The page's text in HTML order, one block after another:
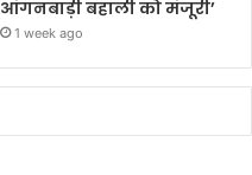
आंगनबाड़ी बहाली को मंजूरी’
1 week ago